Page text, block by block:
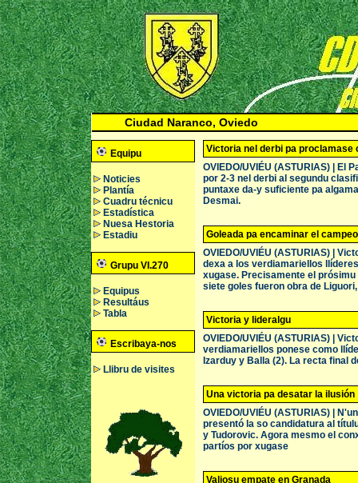
Ciudad Naranco, Oviedo
Equipu
Noticies
Plantía
Cuadru técnicu
Estadística
Nuesa Hestoria
Estadiu
Grupu VI.270
Equipus
Resultáus
Tabla
Escribaya-nos
Llibru de visites
Victoria nel derbi pa proclamase
OVIEDO/UVIÉU (ASTURIAS) | El
por 2-3 nel derbi al segundu
puntaxe da-y suficiente pa
Desmai.
Goleada pa encaminar el
OVIEDO/UVIÉU (ASTURIAS) |
dexa a los verdiamariellos
xugase. Precisamente el
siete goles fueron obra de
Victoria y lideralgu
OVIEDO/UVIÉU (ASTURIAS) |
verdiamariellos ponese como
Izarduy y Balla (2). La recta final
Una victoria pa desatar la ilusión
OVIEDO/UVIÉU (ASTURIAS) |
presentó la so candidatura al
y Tudorovic. Agora mesmo el
partíos por xugase
Valiosu empate en Granada